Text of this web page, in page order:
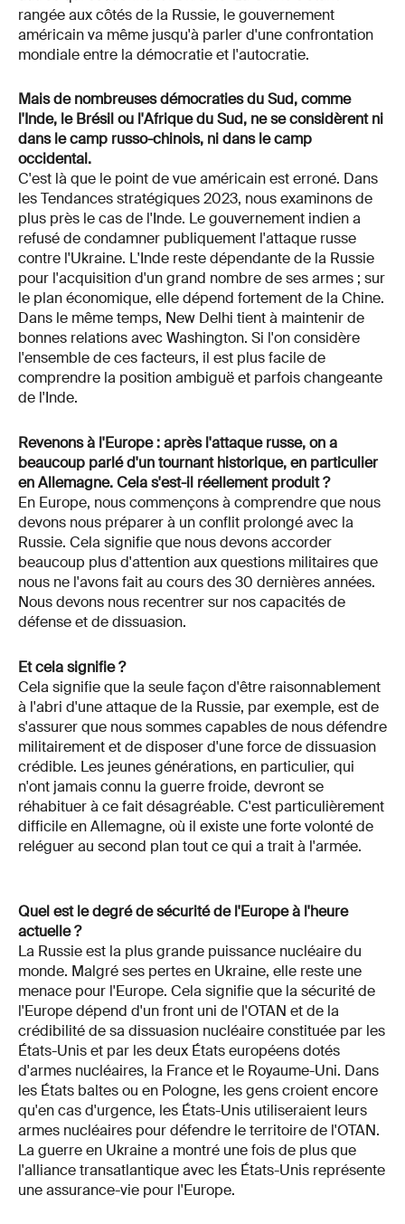
rangée aux côtés de la Russie, le gouvernement
américain va même jusqu'à parler d'une confrontation
mondiale entre la démocratie et l'autocratie.
Mais de nombreuses démocraties du Sud, comme
l'Inde, le Brésil ou l'Afrique du Sud, ne se considèrent ni
dans le camp russo-chinois, ni dans le camp
occidental.
C'est là que le point de vue américain est erroné. Dans
les Tendances stratégiques 2023, nous examinons de
plus près le cas de l'Inde. Le gouvernement indien a
refusé de condamner publiquement l'attaque russe
contre l'Ukraine. L'Inde reste dépendante de la Russie
pour l'acquisition d'un grand nombre de ses armes ; sur
le plan économique, elle dépend fortement de la Chine.
Dans le même temps, New Delhi tient à maintenir de
bonnes relations avec Washington. Si l'on considère
l'ensemble de ces facteurs, il est plus facile de
comprendre la position ambiguë et parfois changeante
de l'Inde.
Revenons à l'Europe : après l'attaque russe, on a
beaucoup parlé d'un tournant historique, en particulier
en Allemagne. Cela s'est-il réellement produit ?
En Europe, nous commençons à comprendre que nous
devons nous préparer à un conflit prolongé avec la
Russie. Cela signifie que nous devons accorder
beaucoup plus d'attention aux questions militaires que
nous ne l'avons fait au cours des 30 dernières années.
Nous devons nous recentrer sur nos capacités de
défense et de dissuasion.
Et cela signifie ?
Cela signifie que la seule façon d'être raisonnablement
à l'abri d'une attaque de la Russie, par exemple, est de
s'assurer que nous sommes capables de nous défendre
militairement et de disposer d'une force de dissuasion
crédible. Les jeunes générations, en particulier, qui
n'ont jamais connu la guerre froide, devront se
réhabituer à ce fait désagréable. C'est particulièrement
difficile en Allemagne, où il existe une forte volonté de
reléguer au second plan tout ce qui a trait à l'armée.
Quel est le degré de sécurité de l'Europe à l'heure
actuelle ?
La Russie est la plus grande puissance nucléaire du
monde. Malgré ses pertes en Ukraine, elle reste une
menace pour l'Europe. Cela signifie que la sécurité de
l'Europe dépend d'un front uni de l'OTAN et de la
crédibilité de sa dissuasion nucléaire constituée par les
États-Unis et par les deux États européens dotés
d'armes nucléaires, la France et le Royaume-Uni. Dans
les États baltes ou en Pologne, les gens croient encore
qu'en cas d'urgence, les États-Unis utiliseraient leurs
armes nucléaires pour défendre le territoire de l'OTAN.
La guerre en Ukraine a montré une fois de plus que
l'alliance transatlantique avec les États-Unis représente
une assurance-vie pour l'Europe.